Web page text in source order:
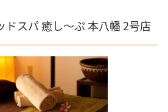
ドスパ 癒し～ぷ 本八幡 2号店